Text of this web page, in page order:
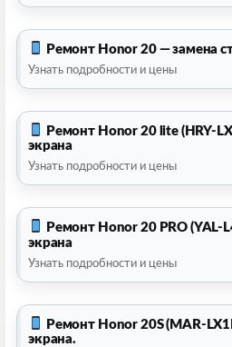
Ремонт Honor 20 — замена
Узнать подробности и цены
Ремонт Honor 20 lite (HRY-
экрана
Узнать подробности и цены
Ремонт Honor 20 PRO (YAL-
экрана
Узнать подробности и цены
Ремонт Honor 20S (MAR-
экрана.